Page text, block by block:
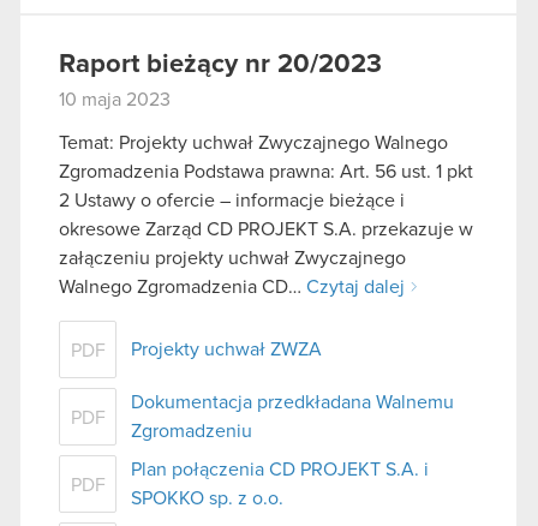
Raport bieżący nr 20/2023
10 maja 2023
Temat: Projekty uchwał Zwyczajnego Walnego
Zgromadzenia Podstawa prawna: Art. 56 ust. 1 pkt
2 Ustawy o ofercie – informacje bieżące i
okresowe Zarząd CD PROJEKT S.A. przekazuje w
załączeniu projekty uchwał Zwyczajnego
Walnego Zgromadzenia CD… Czytaj dalej
PDF Projekty uchwał ZWZA
PDF
Dokumentacja przedkładana Walnemu
Zgromadzeniu
PDF
Plan połączenia CD PROJEKT S.A. i
SPOKKO sp. z o.o.